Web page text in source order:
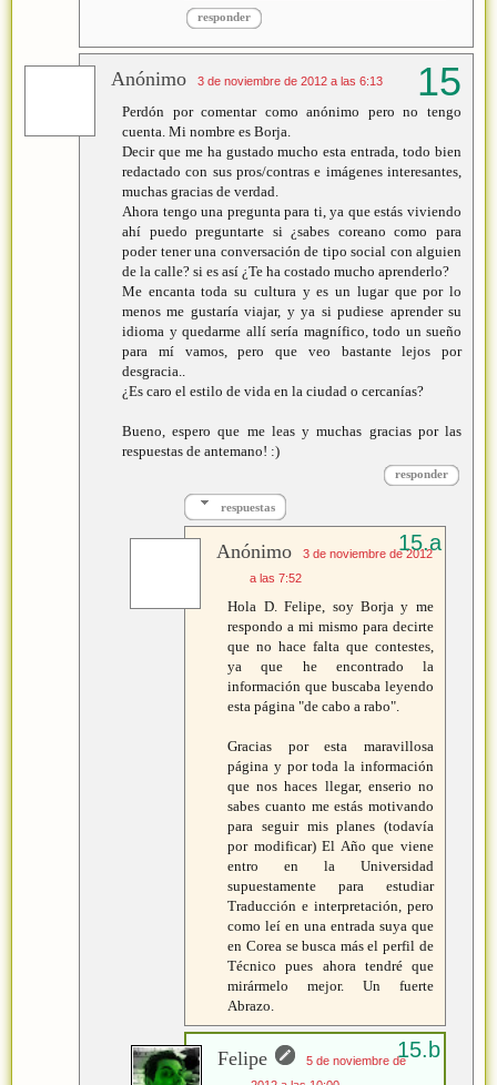
responder
Anónimo 3 de noviembre de 2012 a las 6:13
Perdón por comentar como anónimo pero no tengo
cuenta. Mi nombre es Borja.
Decir que me ha gustado mucho esta entrada, todo bien
redactado con sus pros/contras e imágenes interesantes,
muchas gracias de verdad.
Ahora tengo una pregunta para ti, ya que estás viviendo
ahí puedo preguntarte si ¿sabes coreano como para
poder tener una conversación de tipo social con alguien
de la calle? si es así ¿Te ha costado mucho aprenderlo?
Me encanta toda su cultura y es un lugar que por lo
menos me gustaría viajar, y ya si pudiese aprender su
idioma y quedarme allí sería magnífico, todo un sueño
para mí vamos, pero que veo bastante lejos por
desgracia..
¿Es caro el estilo de vida en la ciudad o cercanías?
Bueno, espero que me leas y muchas gracias por las
respuestas de antemano! :)
responder
respuestas
Anónimo
3 de noviembre de 2012
a las 7:52
Hola D. Felipe, soy Borja y me
respondo a mi mismo para decirte
que no hace falta que contestes,
ya que he encontrado la
información que buscaba leyendo
esta página "de cabo a rabo".
Gracias por esta maravillosa
página y por toda la información
que nos haces llegar, enserio no
sabes cuanto me estás motivando
para seguir mis planes (todavía
por modificar) El Año que viene
entro en la Universidad
supuestamente para estudiar
Traducción e interpretación, pero
como leí en una entrada suya que
en Corea se busca más el perfil de
Técnico pues ahora tendré que
mirármelo mejor. Un fuerte
Abrazo.
Felipe
5 de noviembre de